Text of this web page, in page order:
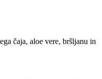
čaja, aloe vere, bršljanu in